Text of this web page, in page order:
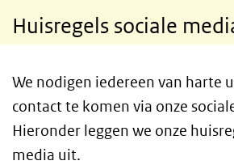
Huisregels sociale
We nodigen iedereen van harte
contact te komen via onze
Hieronder leggen we onze
media uit.